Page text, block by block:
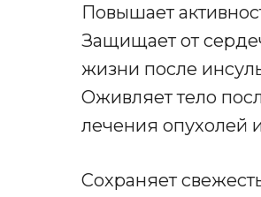
Повышает
Защищает от
жизни после
Оживляет тело
лечения опухолей
Сохраняет